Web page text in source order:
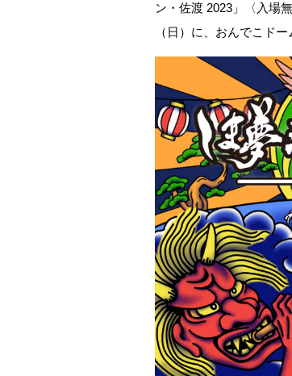
ン・佐渡 2023」〈入場
（日）に、おんでこド